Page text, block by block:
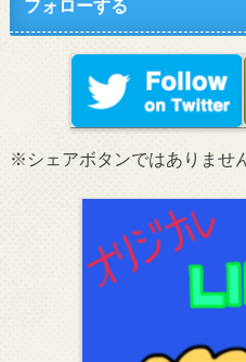
フォローする
※シェアボタンではありません